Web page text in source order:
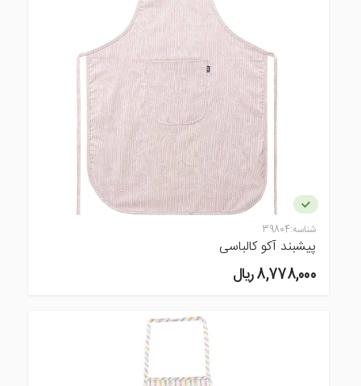
شناسه:39804
پیشبند آکو کالباسی
8,778,000 ريال